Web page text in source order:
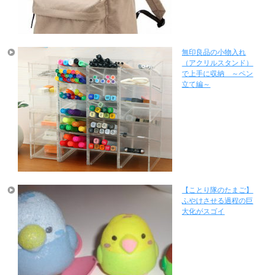
無印良品の小物入れ
（アクリルスタンド）
で上手に収納 ～ペン
立て編～
【ことり隊のたまご】
ふやけさせる過程の巨
大化がスゴイ